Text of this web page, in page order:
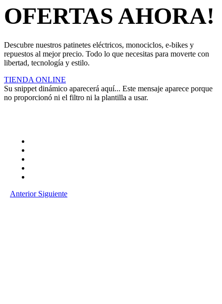
OFERTAS AHORA!
Descubre nuestros patinetes eléctricos, monociclos, e-bikes y
repuestos al mejor precio. Todo lo que necesitas para moverte con
libertad, tecnología y estilo.
TIENDA ONLINE
Su snippet dinámico aparecerá aquí... Este mensaje aparece porque
no proporcionó ni el filtro ni la plantilla a usar.
Anterior Siguiente